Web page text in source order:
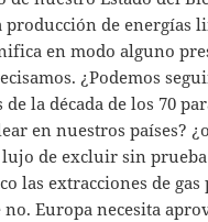
producción de energías
en modo alguno
¿Podemos
de la década de los 70
en nuestros países?
de excluir sin prueba
las extracciones de gas
Europa necesita